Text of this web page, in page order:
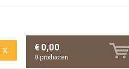
X € 0,00
0 producten